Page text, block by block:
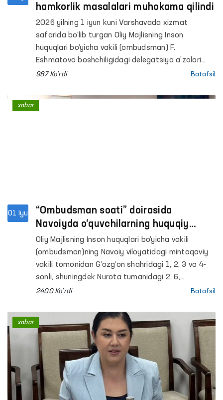
hamkorlik masalalari muhokama qilindi
2026 yilning 1 iyun kuni Varshavada xizmat
safarida bo‘lib turgan Oliy Majlisning Inson
huquqlari bo‘yicha vakili (ombudsman) F.
Eshmatova boshchiligidagi delegatsiya a’zolari
Yevropada xavfsizlik va hamkorlik tashkilotining
bo‘yicha byurosi (DIIHB) direktori Mariya Telalian
bilan uchrashishdi.
987 Ko'rdi Batafsil
01 Iyu
“Ombudsman soati” doirasida
Navoiyda o‘quvchilarning huquqiy
xabardorligi oshirilmoqda
Oliy Majlisning Inson huquqlari bo‘yicha vakili
(ombudsman)ning Navoiy viloyatidagi mintaqaviy
vakili tomonidan G‘ozg‘on shahridagi 1, 2, 3 va 4-
sonli, shuningdek Nurota tumanidagi 2, 6,
27 va 34-sonli umumiy o‘rta taʼlim
etildi. Ularda jami 280 nafardan ortiq o‘quvchi
ishtirok etdi.
2400 Ko'rdi Batafsil
xabar
xabar